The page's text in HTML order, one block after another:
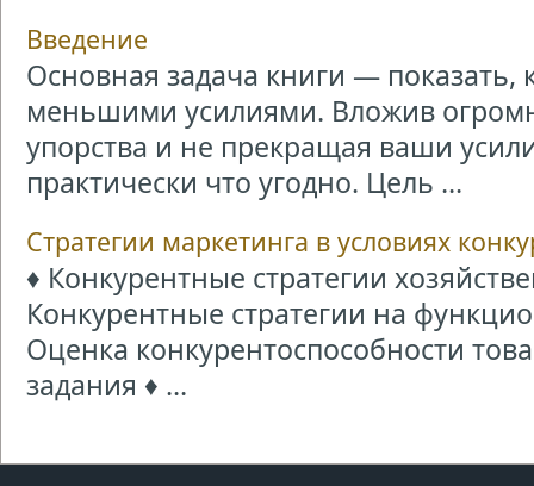
Введение
Основная задача книги — показать,
меньшими усилиями. Вложив
упорства и не прекращая ваши
практически что угодно. Цель ...
Стратегии маркетинга в условиях
♦ Конкурентные стратегии
Конкурентные стратегии на
Оценка конкурентоспособности
задания ♦ ...